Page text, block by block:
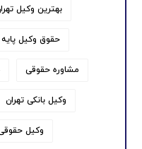
بهترین وکیل
حقوق وکیل
مشاوره حقوقی
وکیل بانکی تهران
وکیل